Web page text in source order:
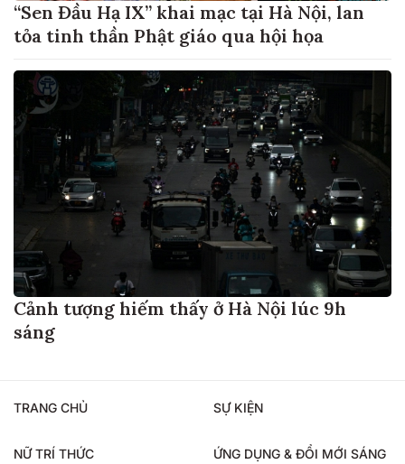
“Sen Đầu Hạ IX” khai mạc tại Hà Nội, lan
tỏa tinh thần Phật giáo qua hội họa
Cảnh tượng hiếm thấy ở Hà Nội lúc 9h
sáng
TRANG CHỦ SỰ KIỆN
NỮ TRÍ THỨC
ỨNG DỤNG & ĐỔI MỚI SÁNG